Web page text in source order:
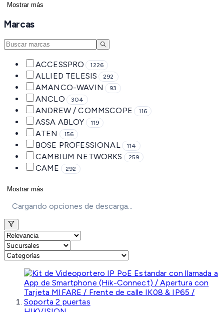
Mostrar más
Marcas
ACCESSPRO 1226
ALLIED TELESIS 292
AMANCO-WAVIN 93
ANCLO 304
ANDREW / COMMSCOPE 116
ASSA ABLOY 119
ATEN 156
BOSE PROFESSIONAL 114
CAMBIUM NETWORKS 259
CAME 292
Mostrar más
Cargando opciones de descarga...